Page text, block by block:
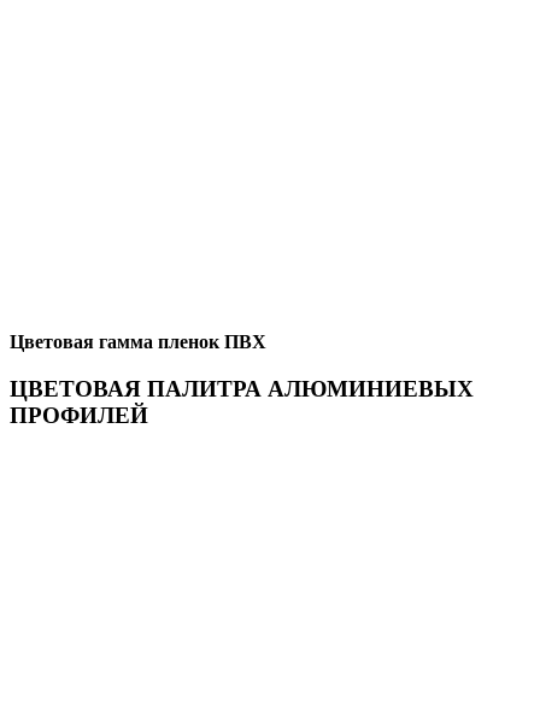
Цветовая гамма пленок ПВХ
ЦВЕТОВАЯ ПАЛИТРА АЛЮМИНИЕВЫХ
ПРОФИЛЕЙ